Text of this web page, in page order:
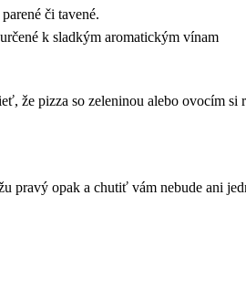
či tavené.
k sladkým aromatickým vínam
pizza so zeleninou alebo ovocím si
pravý opak a chutiť vám nebude ani